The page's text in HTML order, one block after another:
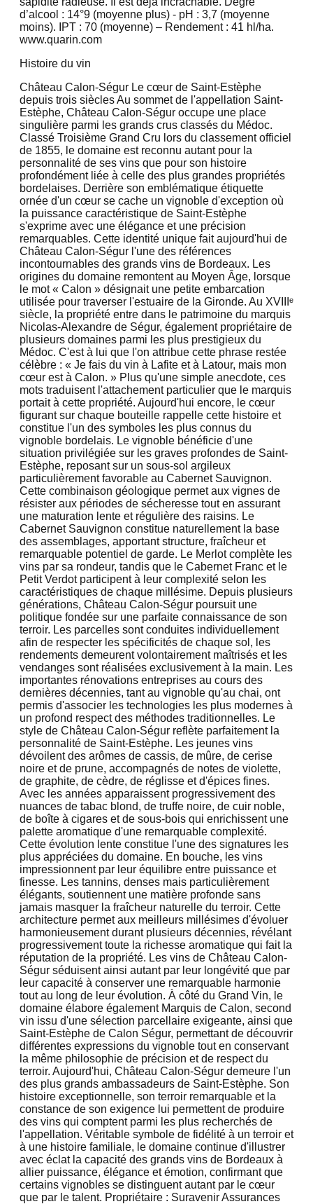
d’alcool : 14°9 (moyenne plus) - pH : 3,7 (moyenne
moins). IPT : 70 (moyenne) – Rendement : 41 hl/ha.
www.quarin.com
Histoire du vin
Château Calon-Ségur Le cœur de Saint-Estèphe
depuis trois siècles Au sommet de l'appellation Saint-
Estèphe, Château Calon-Ségur occupe une place
singulière parmi les grands crus classés du Médoc.
Classé Troisième Grand Cru lors du classement officiel
de 1855, le domaine est reconnu autant pour la
personnalité de ses vins que pour son histoire
profondément liée à celle des plus grandes propriétés
bordelaises. Derrière son emblématique étiquette
ornée d'un cœur se cache un vignoble d'exception où
la puissance caractéristique de Saint-Estèphe
s'exprime avec une élégance et une précision
remarquables. Cette identité unique fait aujourd'hui de
Château Calon-Ségur l'une des références
incontournables des grands vins de Bordeaux. Les
origines du domaine remontent au Moyen Âge, lorsque
le mot « Calon » désignait une petite embarcation
utilisée pour traverser l'estuaire de la Gironde. Au XVIIIᵉ
siècle, la propriété entre dans le patrimoine du marquis
Nicolas-Alexandre de Ségur, également propriétaire de
plusieurs domaines parmi les plus prestigieux du
Médoc. C'est à lui que l'on attribue cette phrase restée
célèbre : « Je fais du vin à Lafite et à Latour, mais mon
cœur est à Calon. » Plus qu'une simple anecdote, ces
mots traduisent l'attachement particulier que le marquis
portait à cette propriété. Aujourd'hui encore, le cœur
figurant sur chaque bouteille rappelle cette histoire et
constitue l'un des symboles les plus connus du
vignoble bordelais. Le vignoble bénéficie d'une
situation privilégiée sur les graves profondes de Saint-
Estèphe, reposant sur un sous-sol argileux
particulièrement favorable au Cabernet Sauvignon.
Cette combinaison géologique permet aux vignes de
résister aux périodes de sécheresse tout en assurant
une maturation lente et régulière des raisins. Le
Cabernet Sauvignon constitue naturellement la base
des assemblages, apportant structure, fraîcheur et
remarquable potentiel de garde. Le Merlot complète les
vins par sa rondeur, tandis que le Cabernet Franc et le
Petit Verdot participent à leur complexité selon les
caractéristiques de chaque millésime. Depuis plusieurs
générations, Château Calon-Ségur poursuit une
politique fondée sur une parfaite connaissance de son
terroir. Les parcelles sont conduites individuellement
afin de respecter les spécificités de chaque sol, les
rendements demeurent volontairement maîtrisés et les
vendanges sont réalisées exclusivement à la main. Les
importantes rénovations entreprises au cours des
dernières décennies, tant au vignoble qu'au chai, ont
permis d'associer les technologies les plus modernes à
un profond respect des méthodes traditionnelles. Le
style de Château Calon-Ségur reflète parfaitement la
personnalité de Saint-Estèphe. Les jeunes vins
dévoilent des arômes de cassis, de mûre, de cerise
noire et de prune, accompagnés de notes de violette,
de graphite, de cèdre, de réglisse et d'épices fines.
Avec les années apparaissent progressivement des
nuances de tabac blond, de truffe noire, de cuir noble,
de boîte à cigares et de sous-bois qui enrichissent une
palette aromatique d'une remarquable complexité.
Cette évolution lente constitue l'une des signatures les
plus appréciées du domaine. En bouche, les vins
impressionnent par leur équilibre entre puissance et
finesse. Les tannins, denses mais particulièrement
élégants, soutiennent une matière profonde sans
jamais masquer la fraîcheur naturelle du terroir. Cette
architecture permet aux meilleurs millésimes d'évoluer
harmonieusement durant plusieurs décennies, révélant
progressivement toute la richesse aromatique qui fait la
réputation de la propriété. Les vins de Château Calon-
Ségur séduisent ainsi autant par leur longévité que par
leur capacité à conserver une remarquable harmonie
tout au long de leur évolution. À côté du Grand Vin, le
domaine élabore également Marquis de Calon, second
vin issu d'une sélection parcellaire exigeante, ainsi que
Saint-Estèphe de Calon Ségur, permettant de découvrir
différentes expressions du vignoble tout en conservant
la même philosophie de précision et de respect du
terroir. Aujourd'hui, Château Calon-Ségur demeure l'un
des plus grands ambassadeurs de Saint-Estèphe. Son
histoire exceptionnelle, son terroir remarquable et la
constance de son exigence lui permettent de produire
des vins qui comptent parmi les plus recherchés de
l'appellation. Véritable symbole de fidélité à un terroir et
à une histoire familiale, le domaine continue d'illustrer
avec éclat la capacité des grands vins de Bordeaux à
allier puissance, élégance et émotion, confirmant que
certains vignobles se distinguent autant par le cœur
que par le talent. Propriétaire : Suravenir Assurances